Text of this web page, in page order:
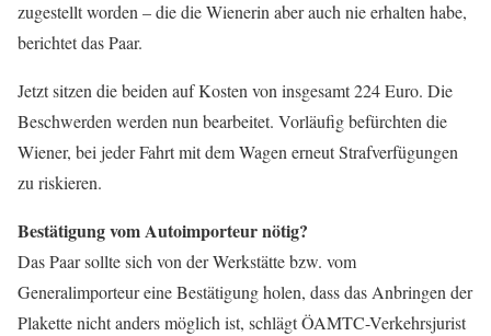
zugestellt worden – die die Wienerin aber auch nie erhalten habe,
berichtet das Paar.
Jetzt sitzen die beiden auf Kosten von insgesamt 224 Euro. Die
Beschwerden werden nun bearbeitet. Vorläufig befürchten die
Wiener, bei jeder Fahrt mit dem Wagen erneut Strafverfügungen
zu riskieren.
Bestätigung vom Autoimporteur nötig?
Das Paar sollte sich von der Werkstätte bzw. vom
Generalimporteur eine Bestätigung holen, dass das Anbringen der
Plakette nicht anders möglich ist, schlägt ÖAMTC-Verkehrsjurist